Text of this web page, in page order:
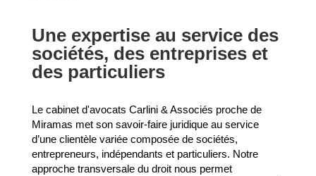
Une expertise au service des
sociétés, des entreprises et
des particuliers
Le cabinet d'avocats Carlini & Associés proche de
Miramas met son savoir-faire juridique au service
d’une clientèle variée composée de sociétés,
entrepreneurs, indépendants et particuliers. Notre
approche transversale du droit nous permet